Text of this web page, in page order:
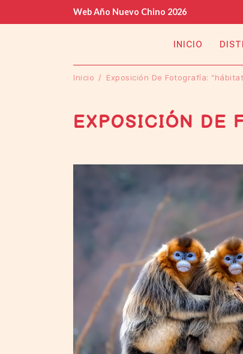
Web Año Nuevo Chino 2026
INICIO
Inicio Exposición De Fotografía:
EXPOSICIÓN DE